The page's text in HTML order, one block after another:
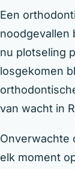
Een
noodgevallen
nu plotseling
losgekomen
van wacht in
Onverwachte
elk moment